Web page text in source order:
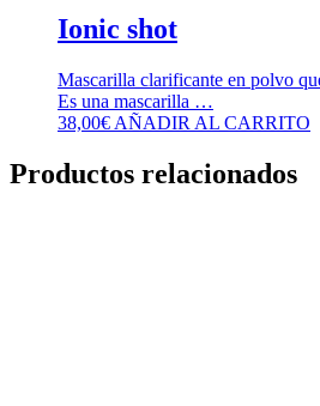
Ionic shot
Mascarilla clarificante en polvo
Es una mascarilla …
38,00€ AÑADIR AL CARRITO
Productos relacionados